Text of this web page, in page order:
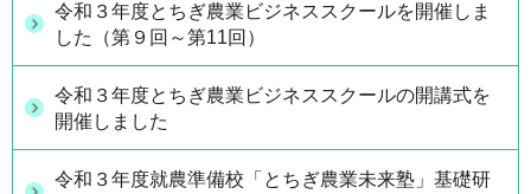
令和３年度とちぎ農業ビジネススクールを開催しま
した（第９回～第11回）
令和３年度とちぎ農業ビジネススクールの開講式を
開催しました
令和３年度就農準備校「とちぎ農業未来塾」基礎研